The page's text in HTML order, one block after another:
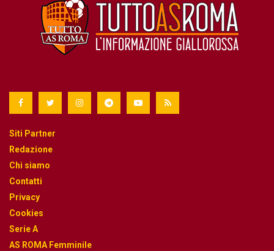
Siti Partner
Redazione
Chi siamo
Contatti
Privacy
Cookies
Serie A
AS ROMA Femminile